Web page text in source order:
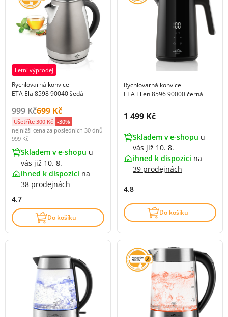
Letní výprodej
Rychlovarná konvice
ETA Ela 8598 90040 šedá
Původní cena s DPH:
999 KčCena s DPH:
699 Kč
Ušetříte 300 Kč -30%
nejnižší cena za posledních 30 dnů
999 Kč
Skladem v e-shopu u
vás již 10. 8.
ihned k dispozici na
38 prodejnách
4.7
Do košíku
Rychlovarná konvice
ETA Ellen 8596 90000 černá
Cena s DPH:
1 499 Kč
Skladem v e-shopu u
vás již 10. 8.
ihned k dispozici na
39 prodejnách
4.8
Do košíku